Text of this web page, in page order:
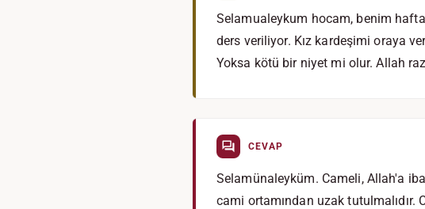
Selamualeykum hocam, benim
ders veriliyor. Kız kardeşimi oraya
Yoksa kötü bir niyet mi olur. Allah
CEVAP
Selamünaleyküm. Cameli, Allah'a
cami ortamından uzak